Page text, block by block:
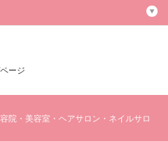
ージ
院・美容室・ヘアサロン・ネイルサロ